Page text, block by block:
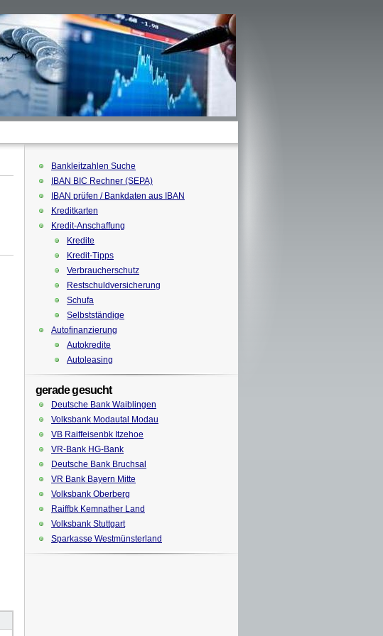
Bankleitzahlen Suche
IBAN BIC Rechner (SEPA)
IBAN prüfen / Bankdaten aus IBAN
Kreditkarten
Kredit-Anschaffung
Kredite
Kredit-Tipps
Verbraucherschutz
Restschuldversicherung
Schufa
Selbstständige
Autofinanzierung
Autokredite
Autoleasing
gerade gesucht
Deutsche Bank Waiblingen
Volksbank Modautal Modau
VB Raiffeisenbk Itzehoe
VR-Bank HG-Bank
Deutsche Bank Bruchsal
VR Bank Bayern Mitte
Volksbank Oberberg
Raiffbk Kemnather Land
Volksbank Stuttgart
Sparkasse Westmünsterland